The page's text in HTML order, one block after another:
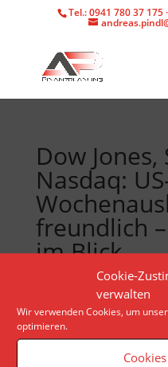
Cookie-
verwalten
Wir verwenden Cookies, um
optimieren.
Tel.: 0941 780 37 175
Dow Jones,
Nasdaq:
freundlich
im Blick
Jüngste
US-Notenbank den
wird. Einige Anleger
Gewinne mitzunehmen.